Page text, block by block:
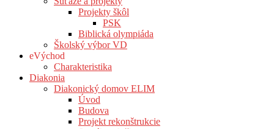
Projekty škôl
PSK
Biblická olympiáda
Školský výbor VD
eVýchod
Charakteristika
Diakonia
Diakonický domov ELIM
Úvod
Budova
Projekt rekonštrukcie